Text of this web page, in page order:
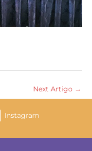
Next Artigo →
Instagram